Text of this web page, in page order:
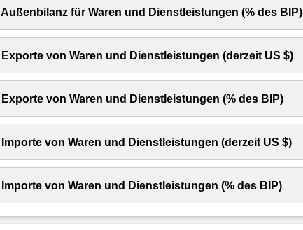
Außenbilanz für Waren und Dienstleistungen (% des BIP)
Exporte von Waren und Dienstleistungen (derzeit US $)
Exporte von Waren und Dienstleistungen (% des BIP)
Importe von Waren und Dienstleistungen (derzeit US $)
Importe von Waren und Dienstleistungen (% des BIP)